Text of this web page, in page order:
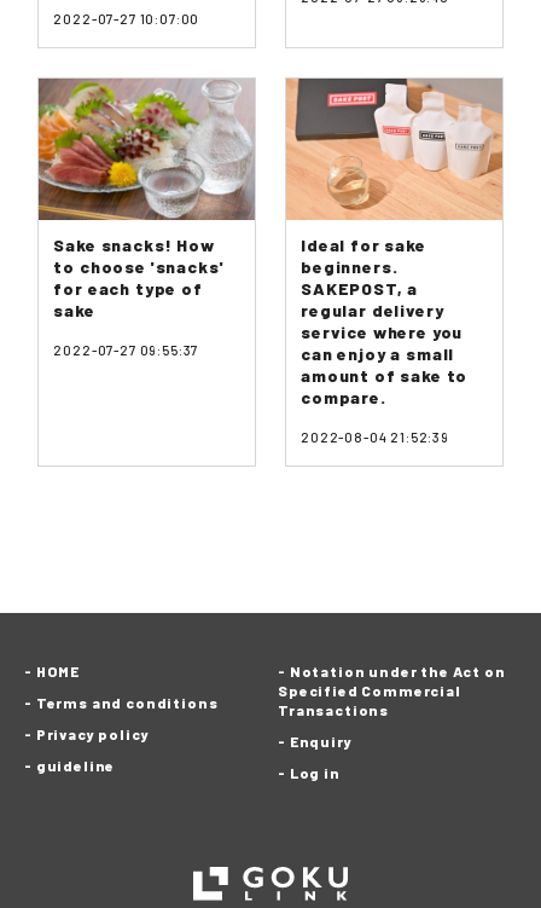
2022-07-27 10:07:00
Sake snacks! How
to choose 'snacks'
for each type of
sake
2022-07-27 09:55:37
Ideal for sake
beginners.
SAKEPOST, a
regular delivery
service where you
can enjoy a small
amount of sake to
compare.
2022-08-04 21:52:39
HOME
Terms and conditions
Privacy policy
guideline
Notation under the Act on
Specified Commercial
Transactions
Enquiry
Log in